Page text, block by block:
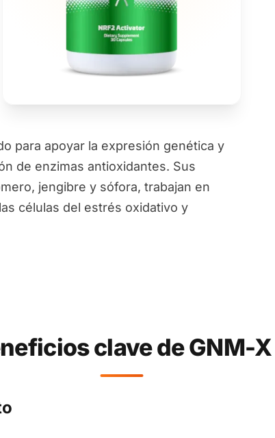
para apoyar la expresión genética y
de enzimas antioxidantes. Sus
jengibre y sófora, trabajan en
células del estrés oxidativo y
clave de GNM-X